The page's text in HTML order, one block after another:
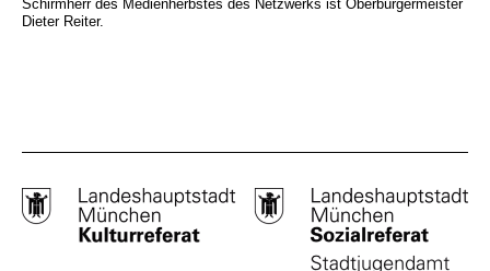
Schirmherr des Medienherbstes des Netzwerks ist Oberbürgermeister
Dieter Reiter.